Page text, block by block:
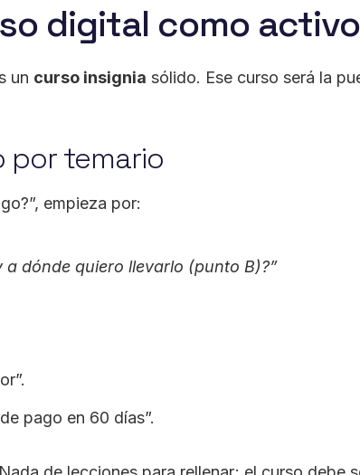
digital como
un curso insignia sólido. Ese curso será la
por temario
empieza por:
dónde quiero llevarlo (punto B)?”
pago en 60 días”.